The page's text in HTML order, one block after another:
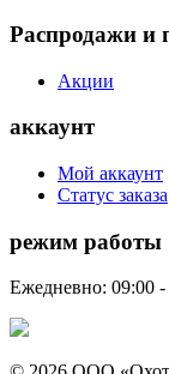
Распродажи и
Акции
аккаунт
Мой аккаунт
Статус заказа
режим работы
Ежедневно: 09:00 -